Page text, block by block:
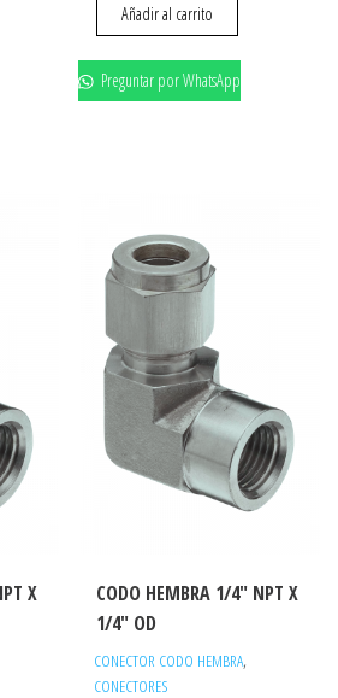
Añadir al carrito
Preguntar por WhatsApp
X
CODO HEMBRA 1/4″ NPT X
1/4″ OD
CONECTOR CODO HEMBRA,
CONECTORES